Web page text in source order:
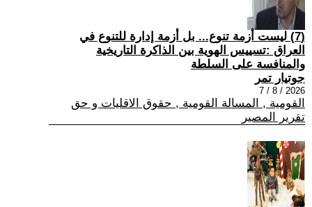
(7) ليست أزمة تنوع... بل أزمة إدارة للتنوع في
العراق :تسييس الهوية بين الذاكرة التاريخية
والمنافسة على السلطة
جوتيار تمر
2026 / 8 / 7
القومية , المسالة القومية , حقوق الاقليات و حق
تقرير المصير